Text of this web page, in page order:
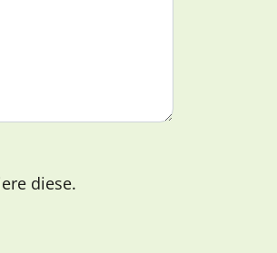
diese.